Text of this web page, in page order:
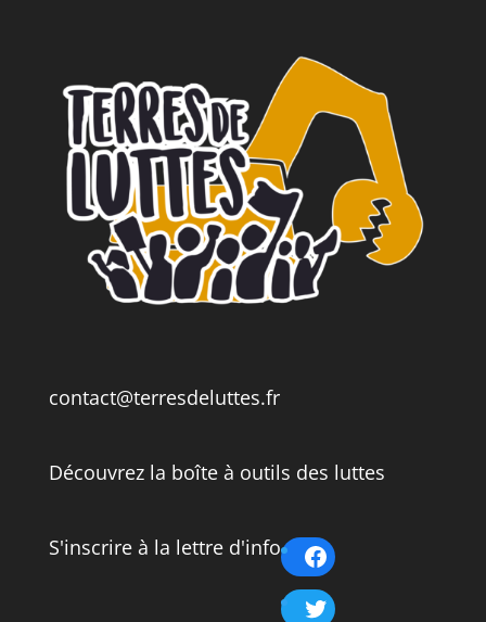
contact@terresdeluttes.fr
Découvrez la boîte à outils des luttes
S'inscrire à la lettre d'info
Facebook
Twitter